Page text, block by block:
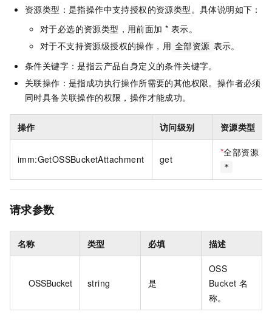
资源类型：是指操作中支持授权的资源类型。具体说明如下：
对于必选的资源类型，用前面加 * 表示。
对于不支持资源级授权的操作，用 全部资源 表示。
条件关键字：是指云产品自身定义的条件关键字。
关联操作：是指成功执行操作所需要的其他权限。操作者必须
同时具备关联操作的权限，操作才能成功。
操作 访问级别 资源类型
imm:GetOSSBucketAttachment get
*全部资源
*
请求参数
名称 类型 必填 描述
OSSBucket string 是
OSS
Bucket 名
称。